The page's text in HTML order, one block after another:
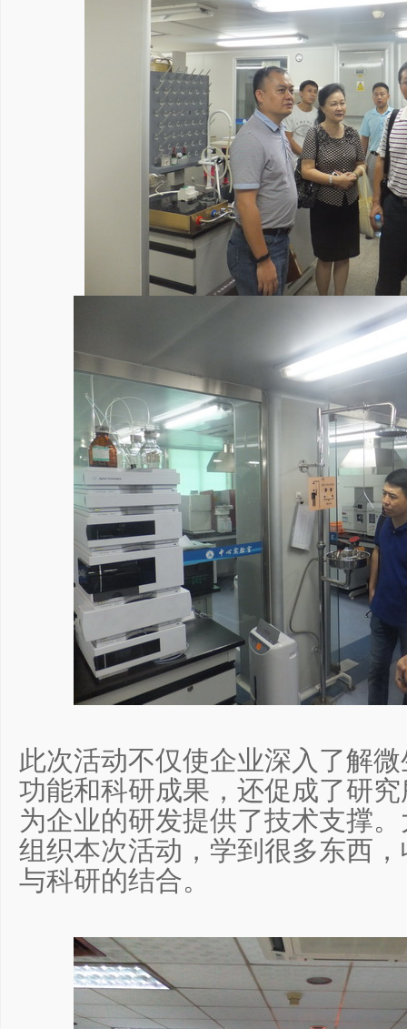
此次活动不仅使企业深入了解
功能和科研成果，还促成了研
为企业的研发提供了技术支撑
组织本次活动，学到很多东西
与科研的结合。